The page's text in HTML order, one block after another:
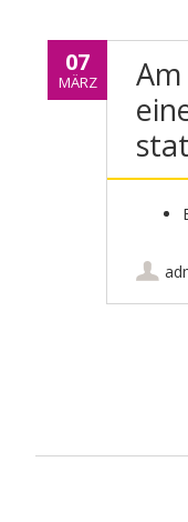
07
MÄRZ